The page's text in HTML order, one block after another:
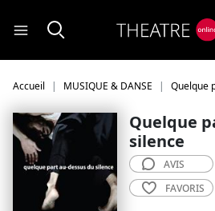
Accueil MUSIQUE & DANSE Quelque
Quelque
silence
AVIS
FAVORIS